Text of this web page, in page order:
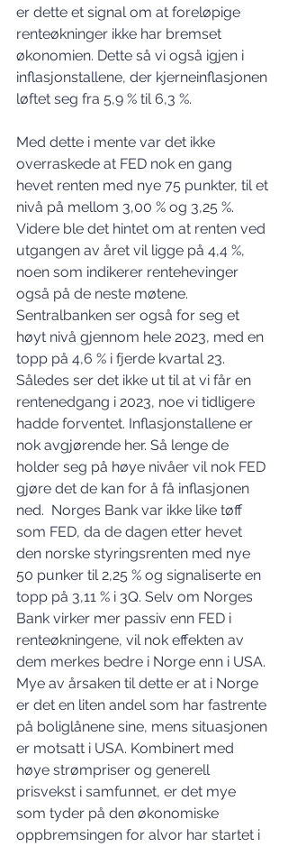
er dette et signal om at foreløpige
renteøkninger ikke har bremset
økonomien. Dette så vi også igjen i
inflasjonstallene, der kjerneinflasjonen
løftet seg fra 5,9 % til 6,3 %.
Med dette i mente var det ikke
overraskede at FED nok en gang
hevet renten med nye 75 punkter, til et
nivå på mellom 3,00 % og 3,25 %.
Videre ble det hintet om at renten ved
utgangen av året vil ligge på 4,4 %,
noen som indikerer rentehevinger
også på de neste møtene.
Sentralbanken ser også for seg et
høyt nivå gjennom hele 2023, med en
topp på 4,6 % i fjerde kvartal 23.
Således ser det ikke ut til at vi får en
rentenedgang i 2023, noe vi tidligere
hadde forventet. Inflasjonstallene er
nok avgjørende her. Så lenge de
holder seg på høye nivåer vil nok FED
gjøre det de kan for å få inflasjonen
ned.  Norges Bank var ikke like tøff
som FED, da de dagen etter hevet
den norske styringsrenten med nye
50 punker til 2,25 % og signaliserte en
topp på 3,11 % i 3Q. Selv om Norges
Bank virker mer passiv enn FED i
renteøkningene, vil nok effekten av
dem merkes bedre i Norge enn i USA.
Mye av årsaken til dette er at i Norge
er det en liten andel som har fastrente
på boliglånene sine, mens situasjonen
er motsatt i USA. Kombinert med
høye strømpriser og generell
prisvekst i samfunnet, er det mye
som tyder på den økonomiske
oppbremsingen for alvor har startet i